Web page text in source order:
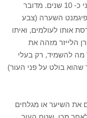
החדשה ביותר, שנכנסה לשימוש בשוק לפני כ- 10 שנים. מדובר
השערה (צבע
אותו לעולמים, ואיתו
הלייזר מזהה את
מה להשמיד, רק בעלי
בולט על פני העור)
את השיער או מגלחים